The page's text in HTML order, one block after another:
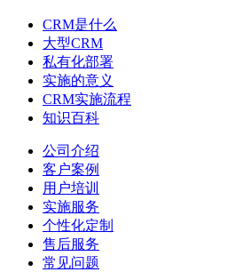
CRM是什么
大型CRM
私有化部署
实施的意义
CRM实施流程
知识百科
公司介绍
客户案例
用户培训
实施服务
个性化定制
售后服务
常见问题